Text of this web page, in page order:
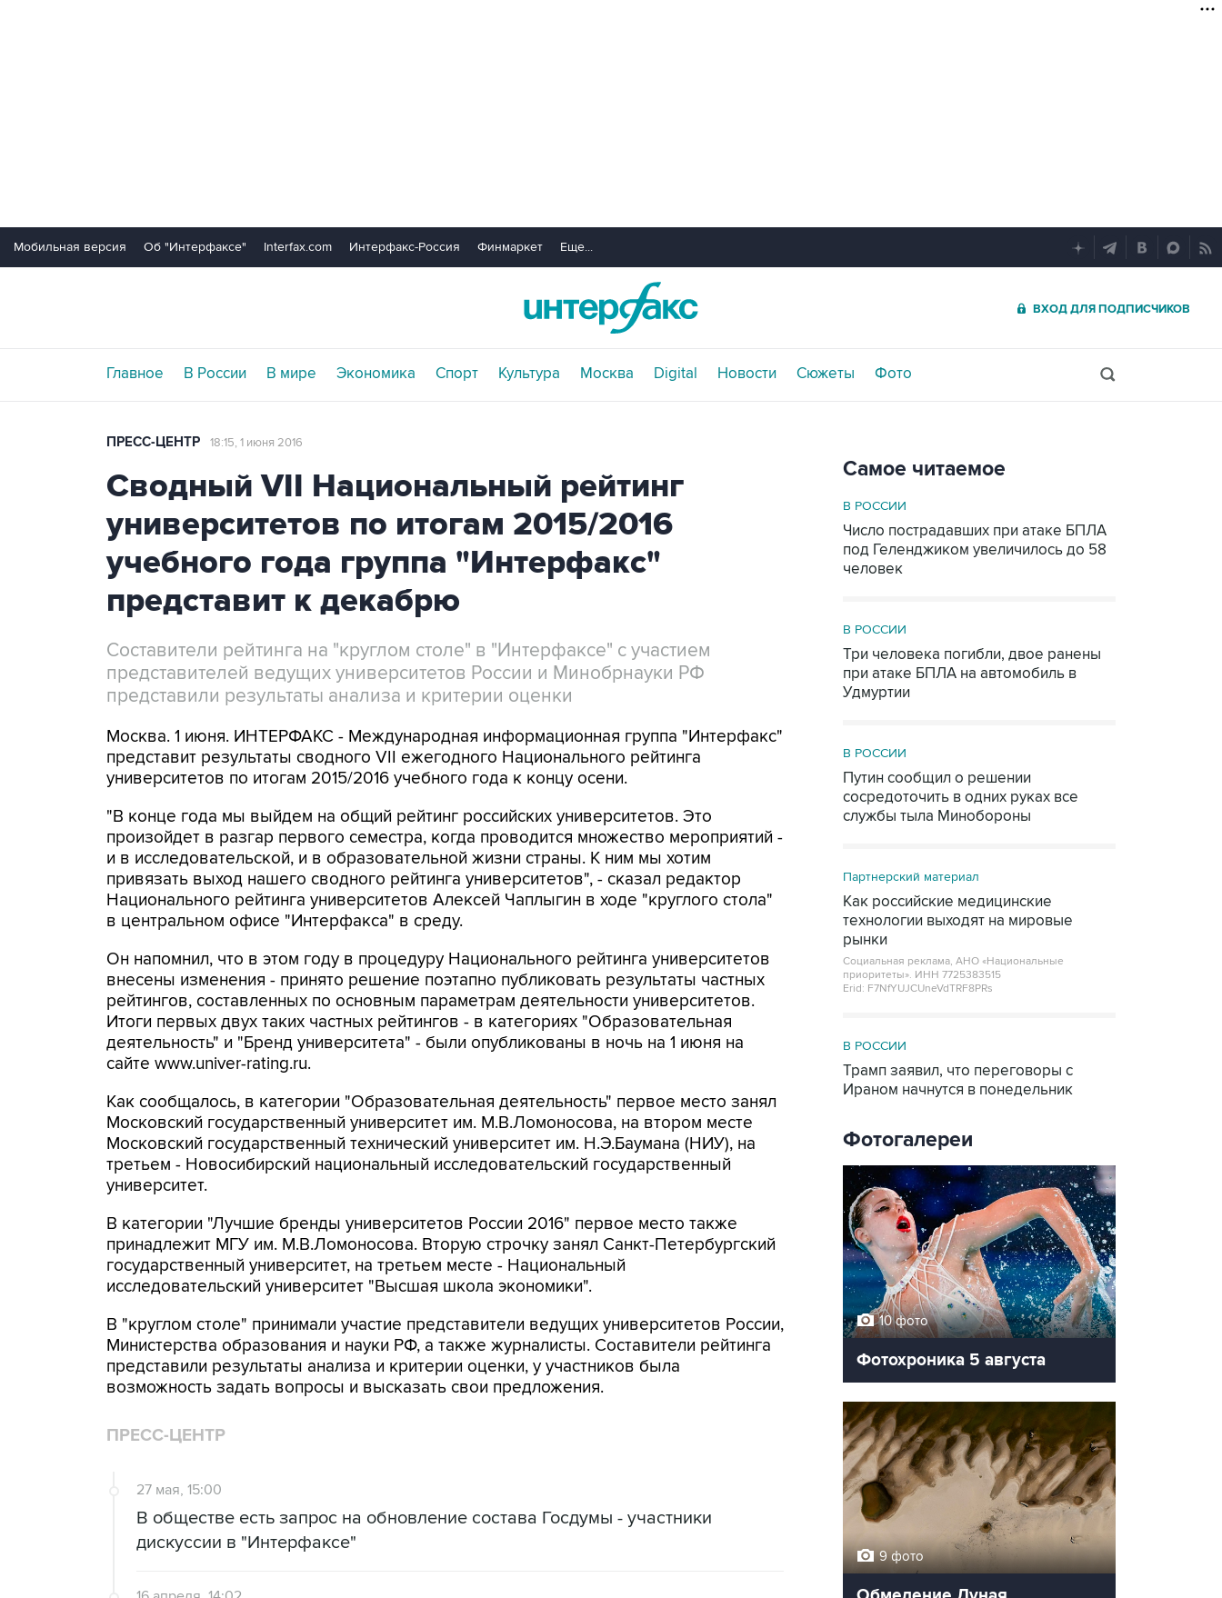
Мобильная версия Об "Интерфаксе" Interfax.com Интерфакс-Россия Финмаркет Еще...
ВХОД ДЛЯ ПОДПИСЧИКОВ
Главное В России В мире Экономика Спорт Культура Москва Digital Новости Сюжеты Фото
ПРЕСС-ЦЕНТР 18:15, 1 июня 2016
Сводный VII Национальный рейтинг
университетов по итогам 2015/2016
учебного года группа "Интерфакс"
представит к декабрю
Составители рейтинга на "круглом столе" в "Интерфаксе" с участием
представителей ведущих университетов России и Минобрнауки РФ
представили результаты анализа и критерии оценки
Москва. 1 июня. ИНТЕРФАКС - Международная информационная группа "Интерфакс"
представит результаты сводного VII ежегодного Национального рейтинга
университетов по итогам 2015/2016 учебного года к концу осени.
"В конце года мы выйдем на общий рейтинг российских университетов. Это
произойдет в разгар первого семестра, когда проводится множество мероприятий -
и в исследовательской, и в образовательной жизни страны. К ним мы хотим
привязать выход нашего сводного рейтинга университетов", - сказал редактор
Национального рейтинга университетов Алексей Чаплыгин в ходе "круглого стола"
в центральном офисе "Интерфакса" в среду.
Он напомнил, что в этом году в процедуру Национального рейтинга университетов
внесены изменения - принято решение поэтапно публиковать результаты частных
рейтингов, составленных по основным параметрам деятельности университетов.
Итоги первых двух таких частных рейтингов - в категориях "Образовательная
деятельность" и "Бренд университета" - были опубликованы в ночь на 1 июня на
сайте www.univer-rating.ru.
Как сообщалось, в категории "Образовательная деятельность" первое место занял
Московский государственный университет им. М.В.Ломоносова, на втором месте
Московский государственный технический университет им. Н.Э.Баумана (НИУ), на
третьем - Новосибирский национальный исследовательский государственный
университет.
В категории "Лучшие бренды университетов России 2016" первое место также
принадлежит МГУ им. М.В.Ломоносова. Вторую строчку занял Санкт-Петербургский
государственный университет, на третьем месте - Национальный
исследовательский университет "Высшая школа экономики".
В "круглом столе" принимали участие представители ведущих университетов России,
Министерства образования и науки РФ, а также журналисты. Составители рейтинга
представили результаты анализа и критерии оценки, у участников была
возможность задать вопросы и высказать свои предложения.
ПРЕСС-ЦЕНТР
27 мая, 15:00
В обществе есть запрос на обновление состава Госдумы - участники
дискуссии в "Интерфаксе"
Самое читаемое
В РОССИИ
Число пострадавших при атаке БПЛА
под Геленджиком увеличилось до 58
человек
В РОССИИ
Три человека погибли, двое ранены
при атаке БПЛА на автомобиль в
Удмуртии
В РОССИИ
Путин сообщил о решении
сосредоточить в одних руках все
службы тыла Минобороны
Партнерский материал
Как российские медицинские
технологии выходят на мировые
рынки
Социальная реклама, АНО «Национальные
приоритеты». ИНН 7725383515
Erid: F7NfYUJCUneVdTRF8PRs
В РОССИИ
Трамп заявил, что переговоры с
Ираном начнутся в понедельник
Фотогалереи
10 фото
Фотохроника 5 августа
9 фото